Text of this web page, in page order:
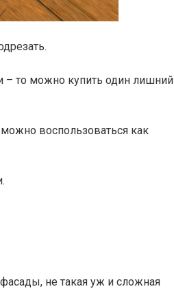
то можно купить один лишний
воспользоваться как
фасады, не такая уж и сложная